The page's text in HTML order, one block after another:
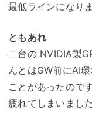
最低ラインになりま
ともあれ
二台の NVIDIA製
んとはGW前にAI
ことがあったので
疲れてしまいました